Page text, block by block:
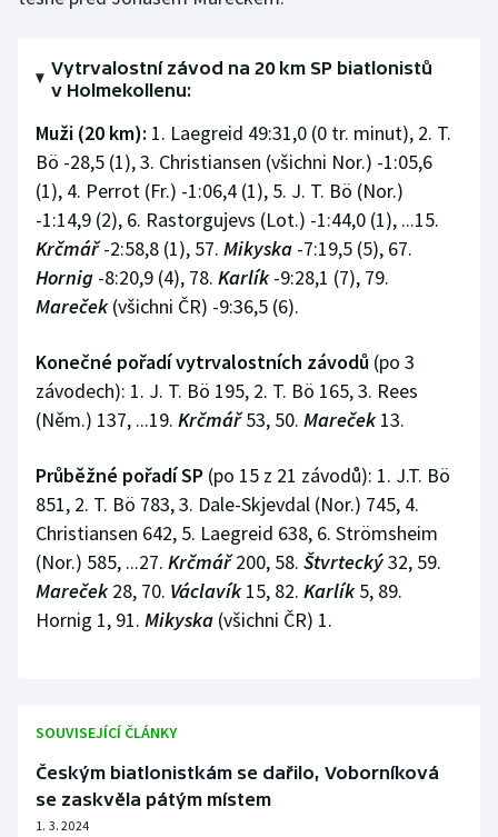
Stolní tenis
Triatlon
Veslování
Vodní slalom
Volejbal
Ostatní
Vytrvalostní závod na 20 km SP biatlonistů
v Holmekollenu:
Muži (20 km): 1. Laegreid 49:31,0 (0 tr. minut), 2. T.
Bö -28,5 (1), 3. Christiansen (všichni Nor.) -1:05,6
(1), 4. Perrot (Fr.) -1:06,4 (1), 5. J. T. Bö (Nor.)
-1:14,9 (2), 6. Rastorgujevs (Lot.) -1:44,0 (1), ...15.
Krčmář-2:58,8 (1), 57. Mikyska -7:19,5 (5), 67.
Hornig -8:20,9 (4), 78. Karlík -9:28,1 (7), 79.
Mareček (všichni ČR) -9:36,5 (6).
Konečné pořadí vytrvalostních závodů (po 3
závodech): 1. J. T. Bö 195, 2. T. Bö 165, 3. Rees
(Něm.) 137, ...19. Krčmář53, 50. Mareček 13.
Průběžné pořadí SP (po 15 z 21 závodů): 1. J.T. Bö
851, 2. T. Bö 783, 3. Dale-Skjevdal (Nor.) 745, 4.
Christiansen 642, 5. Laegreid 638, 6. Strömsheim
(Nor.) 585, ...27. Krčmář200, 58. Štvrtecký32, 59.
Mareček 28, 70. Václavík 15, 82. Karlík 5, 89.
Hornig 1, 91. Mikyska (všichni ČR) 1.
SOUVISEJÍCÍ ČLÁNKY
Českým biatlonistkám se dařilo, Voborníková
se zaskvěla pátým místem
1. 3. 2024